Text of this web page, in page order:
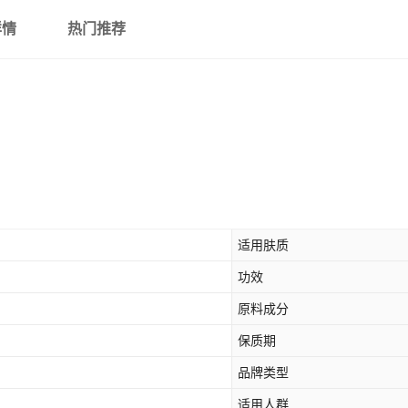
热门推荐
适用肤质
功效
原料成分
保质期
品牌类型
适用人群